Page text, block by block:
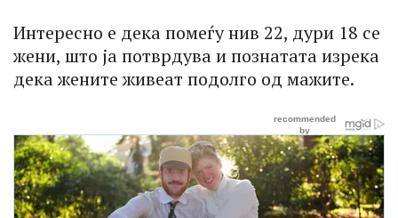
Интересно е дека помеѓу нив 22, дури 18 се
жени, што ја потврдува и познатата изрека
дека жените живеат подолго од мажите.